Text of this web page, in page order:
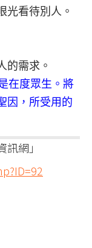
光看待別人。
的需求。
在度眾生。將
因，所受用的
網」